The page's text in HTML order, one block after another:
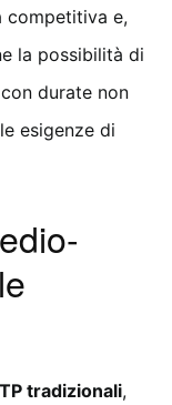
competitiva e,
la possibilità di
durate non
esigenze di
tradizionali,